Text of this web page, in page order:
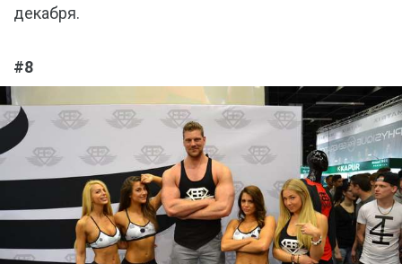
декабря.
#8